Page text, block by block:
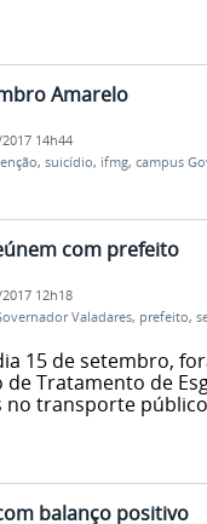
Amarelo
14h44
, suicídio, ifmg, campus
com prefeito
12h18
Valadares, prefeito,
15 de setembro,
Tratamento de
transporte
balanço positivo